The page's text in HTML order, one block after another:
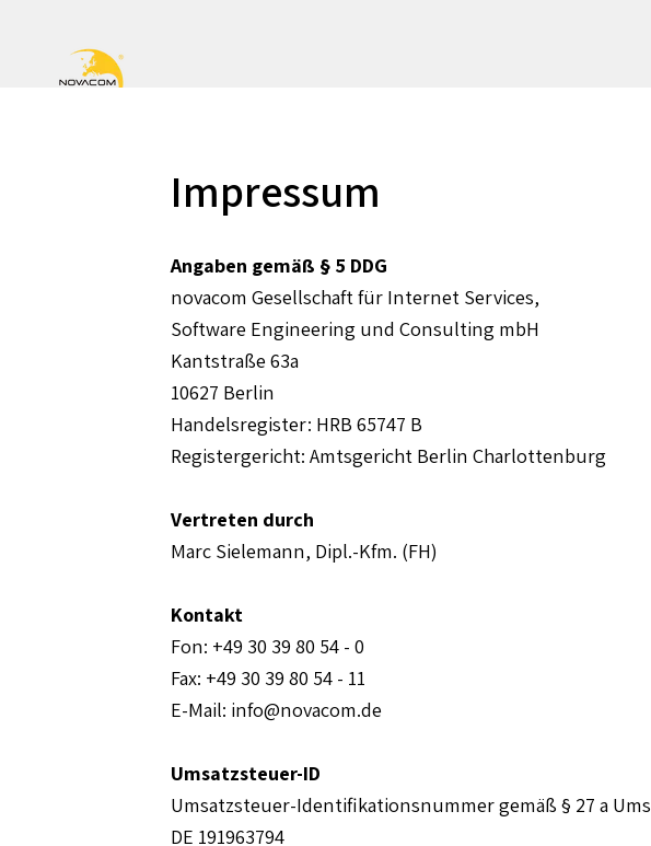
Impressum
Angaben gemäß § 5 DDG
novacom Gesellschaft für Internet Services,
Software Engineering und Consulting mbH
Kantstraße 63a
10627 Berlin
Handelsregister: HRB 65747 B
Registergericht: Amtsgericht Berlin Charlottenburg
Vertreten durch
Marc Sielemann, Dipl.-Kfm. (FH)
Kontakt
Fon: +49 30 39 80 54 - 0
Fax: +49 30 39 80 54 - 11
E-Mail: info@novacom.de
Umsatzsteuer-ID
Umsatzsteuer-Identifikationsnummer gemäß § 27 a
DE 191963794